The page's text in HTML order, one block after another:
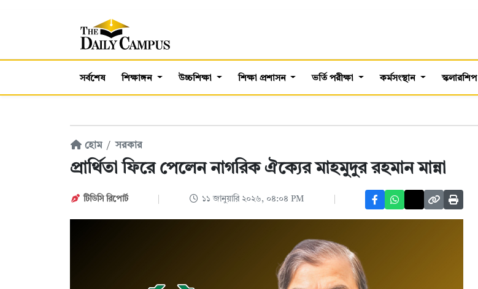
সর্বশেষ শিক্ষাঙ্গন উচ্চশিক্ষা শিক্ষা প্রশাসন ভর্তি পরীক্ষা কর্মসংস্থান স্কলারশিপ
হোম সরকার
প্রার্থিতা ফিরে পেলেন নাগরিক ঐক্যের মাহমুদুর রহমান মান্না
টিডিসি রিপোর্ট ১১ জানুয়ারি ২০২৬, ০৪:০৪ PM